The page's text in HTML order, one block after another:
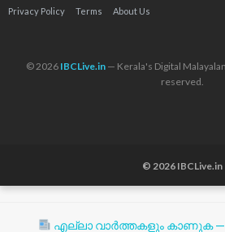
Privacy Policy Terms About Us
© 2026 IBCLive.in— Kerala's Digital
reserved.
© 2026 IBCLive.in
എല്ലാ വാർത്തകളും കാണുക —